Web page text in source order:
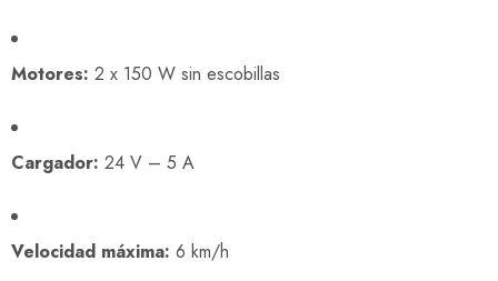
Motores: 2 x 150 W sin escobillas
Cargador: 24 V – 5 A
Velocidad máxima: 6 km/h